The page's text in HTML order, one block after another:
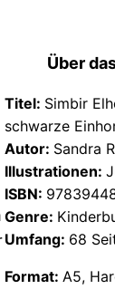
Über
Titel: Simbir
schwarze
Autor: Sandra
Illustrationen:
ISBN:
Genre:
Umfang: 68
Format:A5,